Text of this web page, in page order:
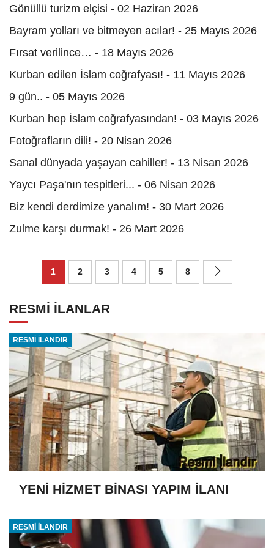
Gönüllü turizm elçisi - 02 Haziran 2026
Bayram yolları ve bitmeyen acılar! - 25 Mayıs 2026
Fırsat verilince… - 18 Mayıs 2026
Kurban edilen İslam coğrafyası! - 11 Mayıs 2026
​​​​​​​9 gün.. - 05 Mayıs 2026
Kurban hep İslam coğrafyasından! - 03 Mayıs 2026
Fotoğrafların dili! - 20 Nisan 2026
Sanal dünyada yaşayan cahiller! - 13 Nisan 2026
Yaycı Paşa'nın tespitleri... - 06 Nisan 2026
Biz kendi derdimize yanalım! - 30 Mart 2026
Zulme karşı durmak! - 26 Mart 2026
1 2 3 4 5 8
RESMİ İLANLAR
RESMİ İLANDIR
YENİ HİZMET BİNASI YAPIM İLANI
RESMİ İLANDIR